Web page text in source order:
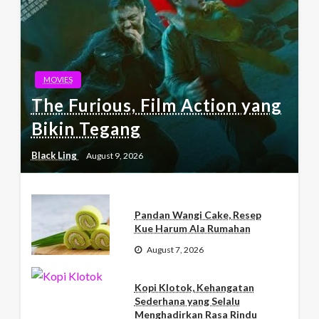
MOVIES
The Furious, Film Action yang
Bikin Tegang
Black Ling August 9, 2026
Pandan Wangi Cake, Resep
Kue Harum Ala Rumahan
August 7, 2026
Kopi Klotok, Kehangatan
Sederhana yang Selalu
Menghadirkan Rasa Rindu